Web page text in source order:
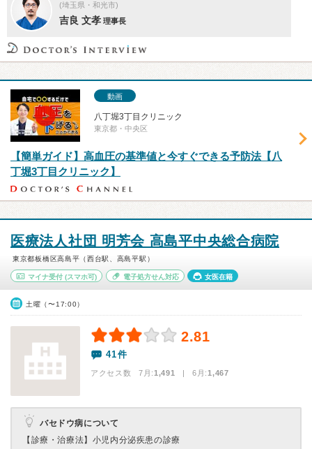
(埼玉県・和光市)
吉良 文孝 理事長
動画
八丁堀3丁目クリニック
東京都・中央区
【簡単ガイド】高血圧の基準値と今すぐできる予防法【八
丁堀3丁目クリニック】
医療法人社団 明芳会 高島平中央総合病院
東京都板橋区高島平（西台駅、高島平駅）
マイナ受付 (スマホ可) 電子処方せん対応 女医在籍
土曜（〜17:00）
2.81
41件
アクセス数 7月:1,491 | 6月:1,467
バセドウ病について
【診療・治療法】 小児内分泌疾患の診療